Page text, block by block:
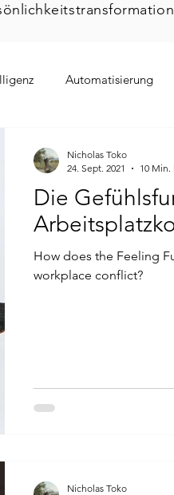
Automatisierung
Psyche
Psychologie
Die
How does the Feeling
workplace conflict?
Nicholas Toko
24. Sept. 2021
10 Min.
Nicholas Toko